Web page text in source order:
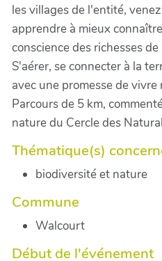
les villages de l'entité, venez
apprendre à mieux
conscience des richesses
S'aérer, se connecter à la
avec une promesse de vivre
Parcours de 5 km,
nature du Cercle des
Thématique(s)
biodiversité et nature
Commune
Walcourt
Début de l'événement